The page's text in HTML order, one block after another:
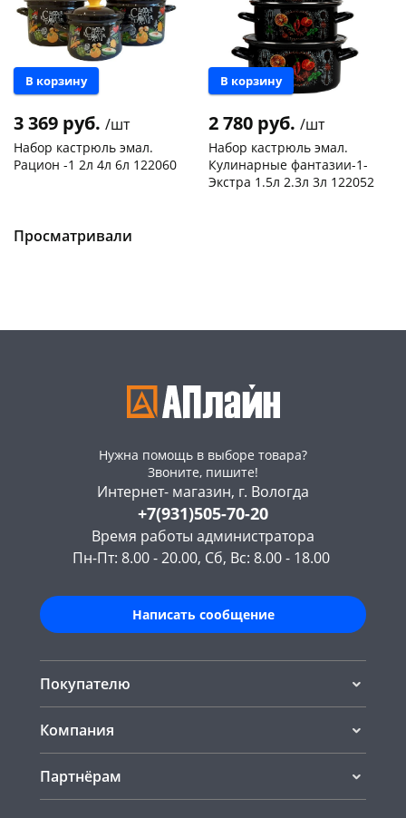
В корзину
3 369 руб. /шт
Набор кастрюль эмал.
Рацион -1 2л 4л 6л 122060
Код товара
В корзину
2 780 руб. /шт
Набор кастрюль эмал.
Кулинарные фантазии-1-
Экстра 1.5л 2.3л 3л 122052
Просматривали
Нужна помощь в выборе товара?
Звоните, пишите!
Интернет- магазин, г. Вологда
+7(931)505-70-20
Время работы администратора
Пн-Пт: 8.00 - 20.00, Сб, Вс: 8.00 - 18.00
Написать сообщение
Покупателю
Компания
Партнёрам